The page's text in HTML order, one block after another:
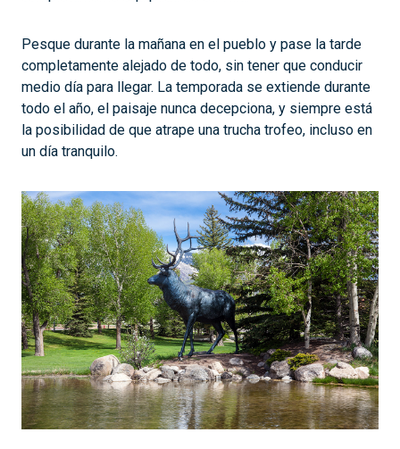
Pesque durante la mañana en el pueblo y pase la tarde
completamente alejado de todo, sin tener que conducir
medio día para llegar. La temporada se extiende durante
todo el año, el paisaje nunca decepciona, y siempre está
la posibilidad de que atrape una trucha trofeo, incluso en
un día tranquilo.